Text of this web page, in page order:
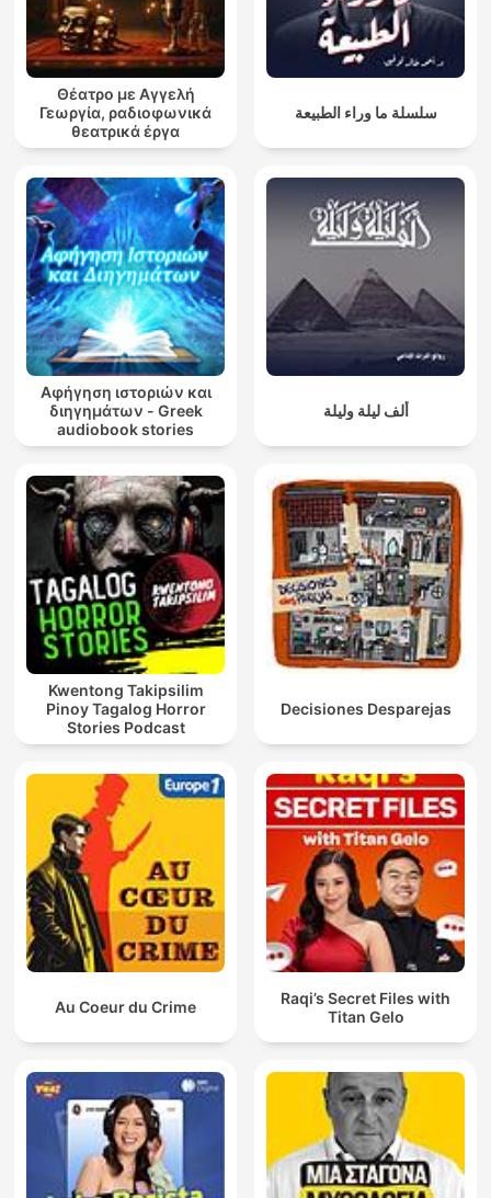
Θέατρο με Αγγελή
Γεωργία, ραδιοφωνικά
θεατρικά έργα
سلسلة ما وراء الطبيعة
Αφήγηση ιστοριών και
διηγημάτων - Greek
audiobook stories
ألف ليلة وليلة
Kwentong Takipsilim
Pinoy Tagalog Horror
Stories Podcast
Decisiones Desparejas
Au Coeur du Crime
Raqi’s Secret Files with
Titan Gelo